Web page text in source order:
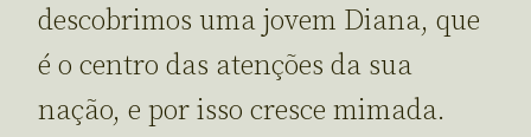
descobrimos uma jovem Diana, que
é o centro das atenções da sua
nação, e por isso cresce mimada.